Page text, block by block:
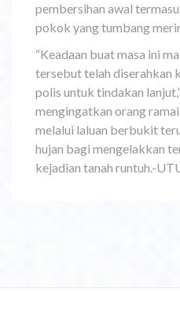
pembersihan awal
pokok yang tumbang
“Keadaan buat masa ini
tersebut telah diserahkan
polis untuk tindakan
mengingatkan orang
melalui laluan berbukit
hujan bagi mengelakkan
kejadian tanah runtuh.-